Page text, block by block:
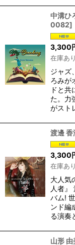
中溝ひ
0082]
3,300
在庫あり
ジャズ
ろみが
ドと
た。力
がスト
渡邊 香
3,300
在庫あり
大人気
人者』
バム!
ンド編
る演奏
山形